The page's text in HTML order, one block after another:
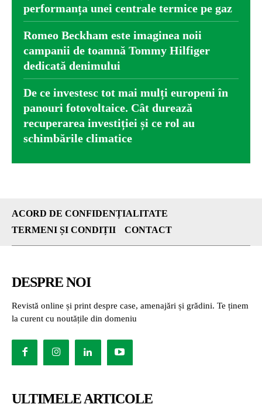
performanța unei centrale termice pe gaz
Romeo Beckham este imaginea noii
campanii de toamnă Tommy Hilfiger
dedicată denimului
De ce investesc tot mai mulți europeni în
panouri fotovoltaice. Cât durează
recuperarea investiției și ce rol au
schimbările climatice
ACORD DE CONFIDENȚIALITATE
TERMENI ȘI CONDIȚII
CONTACT
DESPRE NOI
Revistă online și print despre case, amenajări și grădini. Te ținem
la curent cu noutățile din domeniu
ULTIMELE ARTICOLE